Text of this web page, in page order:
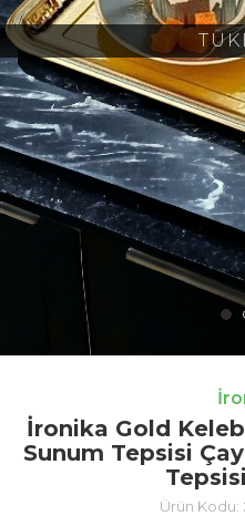
İronika Gold
Sunum Tepsisi
Ürün Kodu: